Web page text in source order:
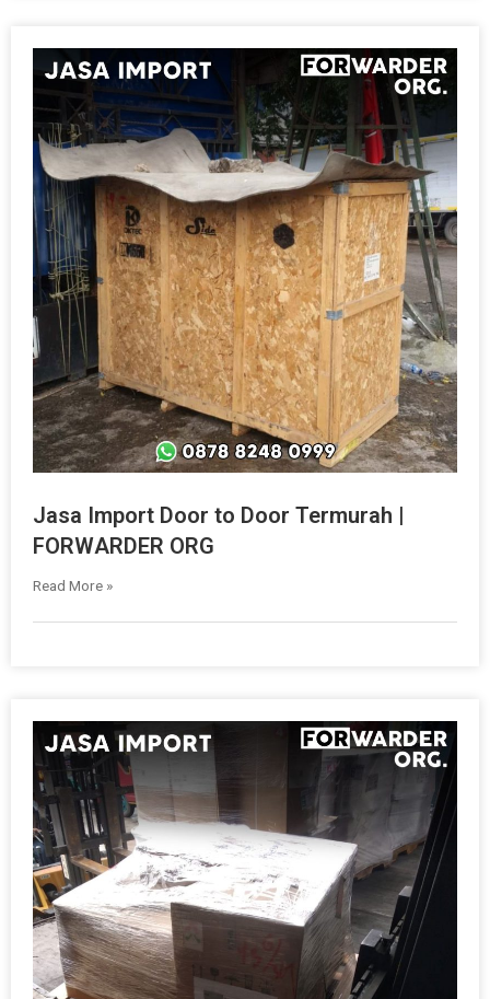
Jasa Import Door to Door Termurah |
FORWARDER ORG
Read More »